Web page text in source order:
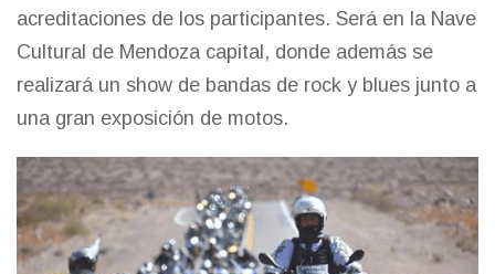
acreditaciones de los participantes. Será en la Nave
Cultural de Mendoza capital, donde además se
realizará un show de bandas de rock y blues junto a
una gran exposición de motos.